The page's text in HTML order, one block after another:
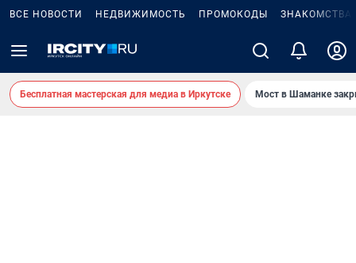
ВСЕ НОВОСТИ НЕДВИЖИМОСТЬ ПРОМОКОДЫ ЗНАКОМСТВА
Бесплатная мастерская для медиа в Иркутске Мост в Шаманке